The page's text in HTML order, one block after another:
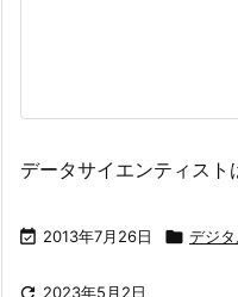
データサイエンティスト
 2013年7月26日  デジ
2023年5月2日